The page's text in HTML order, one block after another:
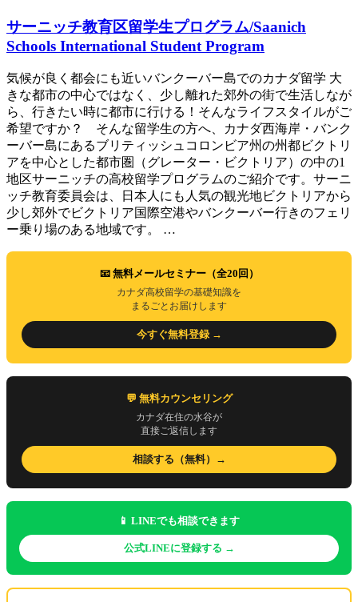
サーニッチ教育区留学生プログラム/Saanich
Schools International Student Program
気候が良く都会にも近いバンクーバー島でのカナダ留学 大
きな都市の中心ではなく、少し離れた郊外の街で生活しなが
ら、行きたい時に都市に行ける！そんなライフスタイルがご
希望ですか？ そんな留学生の方へ、カナダ西海岸・バンク
ーバー島にあるブリティッシュコロンビア州の州都ビクトリ
アを中心とした都市圏（グレーター・ビクトリア）の中の1
地区サーニッチの高校留学プログラムのご紹介です。サーニ
ッチ教育委員会は、日本人にも人気の観光地ビクトリアから
少し郊外でビクトリア国際空港やバンクーバー行きのフェリ
ー乗り場のある地域です。 …
📧 無料メールセミナー（全20回）
カナダ高校留学の基礎知識を
まるごとお届けします
今すぐ無料登録 →
💬 無料カウンセリング
カナダ在住の水谷が
直接ご返信します
相談する（無料）→
📱 LINEでも相談できます
公式LINEに登録する →